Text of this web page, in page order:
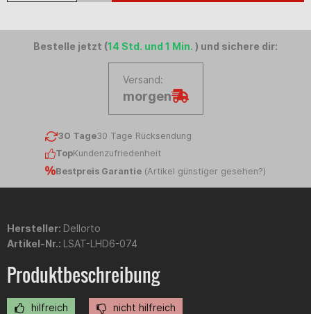
Bestelle jetzt (14 Std. und 1 Min. ) und sichere dir:
Versand:
morgen
30 Tage30 Tage Rücksendung
TopKundenzufriedenheit
Bestpreis Garantie (Artikel günstiger gesehen?)
Hersteller: Dellorto
Artikel-Nr.: LSAT-LHD6-074
Produktbeschreibung
hilfreich nicht hilfreich